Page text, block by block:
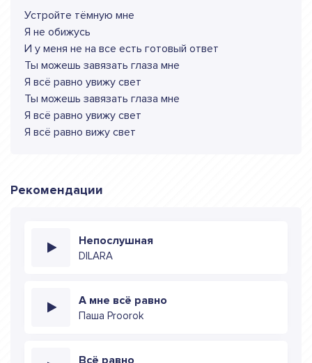
Устройте тёмную мне
Я не обижусь
И у меня не на все есть готовый ответ
Ты можешь завязать глаза мне
Я всё равно увижу свет
Ты можешь завязать глаза мне
Я всё равно увижу свет
Я всё равно вижу свет
Рекомендации
Непослушная
DILARA
А мне всё равно
Паша Proorok
Всё равно